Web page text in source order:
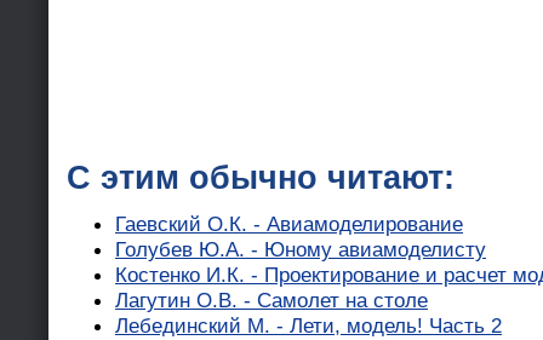
С этим обычно читают:
Гаевский О.К. - Авиамоделирование
Голубев Ю.А. - Юному авиамоделисту
Костенко И.К. - Проектирование и расчет
Лагутин О.В. - Самолет на столе
Лебединский М. - Лети, модель! Часть 2